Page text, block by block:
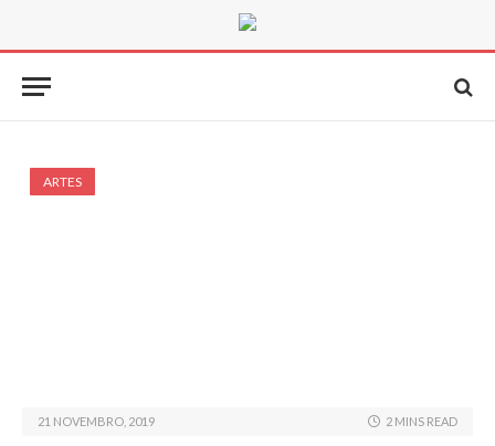
ARTES
21 NOVEMBRO, 2019 2 MINS READ